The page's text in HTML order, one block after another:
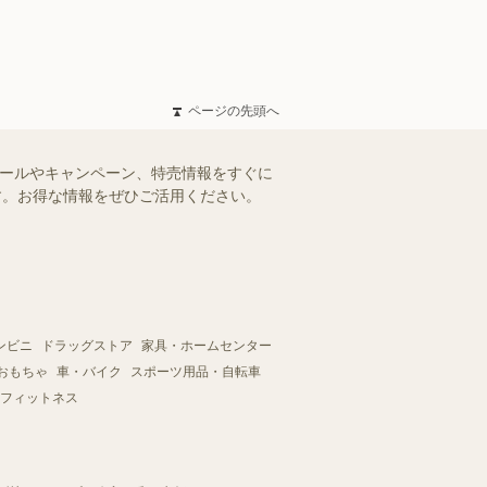
ページの先頭へ
ルやキャンペーン、特売情報をすぐに
お得な情報をぜひご活用ください。
ビニ ドラッグストア
家具・ホームセンター
もちゃ
車・バイク
スポーツ用品・自転車
ィットネス